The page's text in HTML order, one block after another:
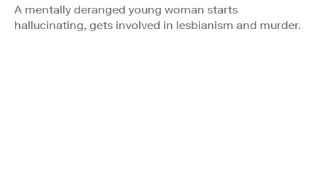
A mentally deranged young woman starts
hallucinating, gets involved in lesbianism and murder.